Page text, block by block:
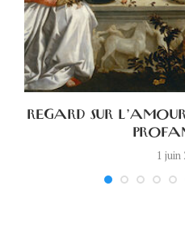
REGARD SUR
1 juin